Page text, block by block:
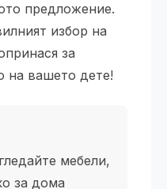
предложение.
избор на
за
на вашето дете!
мебели,
за дома